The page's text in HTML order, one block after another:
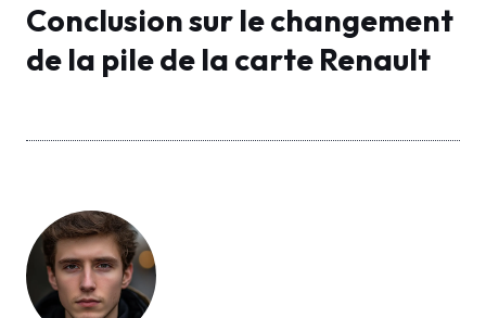
Conclusion sur le changement
de la pile de la carte Renault